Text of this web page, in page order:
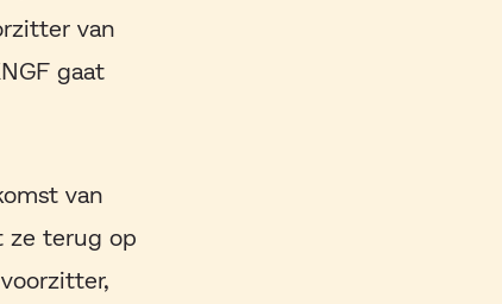
van
gaat
van
ze terug op